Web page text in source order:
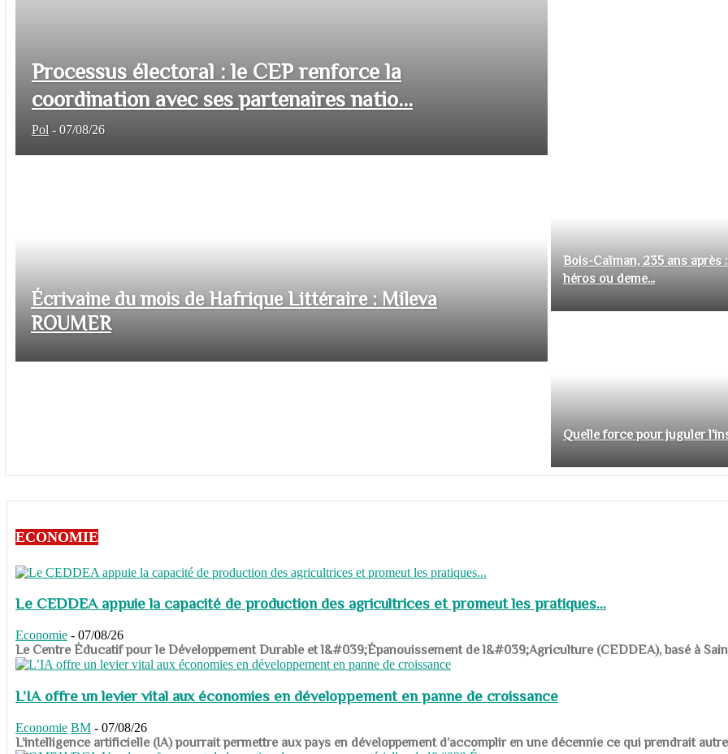
Processus électoral : le CEP renforce la
coordination avec ses partenaires natio...
Pol - 07/08/26
Écrivaine du mois de Hafrique Littéraire : Mileva
ROUMER
Bois-Caïman, 235 ans après
héros ou deme...
Quelle force pour juguler
ECONOMIE
Le CEDDEA appuie la capacité de production des agricultrices et promeut les pratiques...
Economie - 07/08/26
​​​​​​​Le Centre Éducatif pour le Développement Durable et l&#039;Épanouissement de l&#039;Agriculture (CEDDEA), basé à
L’IA offre un levier vital aux économies en développement en panne de croissance
Economie BM - 07/08/26
​​​​​​​L’intelligence artificielle (IA) pourrait permettre aux pays en développement d’accomplir en une décennie ce qui prendrait